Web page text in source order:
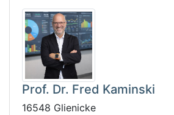
Prof. Dr. Fred Kaminski
16548 Glienicke